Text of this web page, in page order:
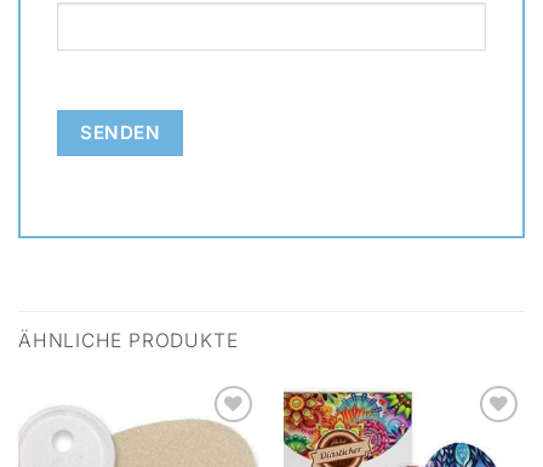
ÄHNLICHE PRODUKTE
Wunschliste
Zur
Wunschliste